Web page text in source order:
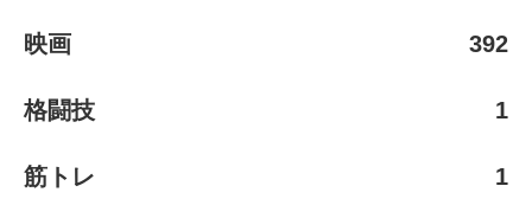
映画 392
格闘技 1
筋トレ 1